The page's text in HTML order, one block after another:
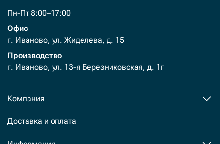
Пн-Пт 8:00–17:00
Офис
г. Иваново, ул. Жиделева, д. 15
Производство
г. Иваново, ул. 13-я Березниковская, д. 1г
Компания
Доставка и оплата